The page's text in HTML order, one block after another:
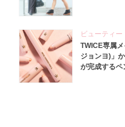
ビューティー
TWICE専属
ジョンヨ)」
が完成する